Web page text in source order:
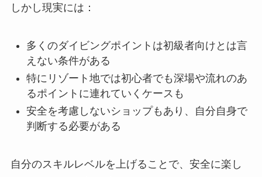
しかし現実には：
多くのダイビングポイントは初級者向けとは言
えない条件がある
特にリゾート地では初心者でも深場や流れのあ
るポイントに連れていくケースも
安全を考慮しないショップもあり、自分自身で
判断する必要がある
自分のスキルレベルを上げることで、安全に楽し